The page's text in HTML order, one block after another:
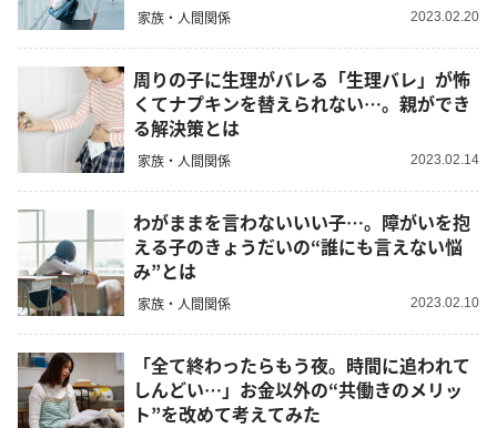
家族・人間関係 2023.02.20
周りの子に生理がバレる「生理バレ」が怖
くてナプキンを替えられない…。親ができ
る解決策とは
家族・人間関係 2023.02.14
わがままを言わないいい子…。障がいを抱
える子のきょうだいの“誰にも言えない悩
み”とは
家族・人間関係 2023.02.10
「全て終わったらもう夜。時間に追われて
しんどい…」お金以外の“共働きのメリッ
ト”を改めて考えてみた